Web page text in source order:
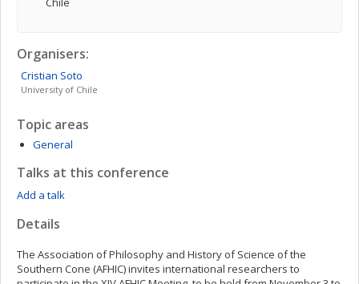
Organisers:
Cristian Soto
University of Chile
Topic areas
General
Talks at this conference
Add a talk
Details
The Association of Philosophy and History of Science of the
Southern Cone (AFHIC) invites international researchers to